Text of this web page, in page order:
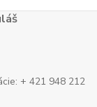
+ 421 948 212